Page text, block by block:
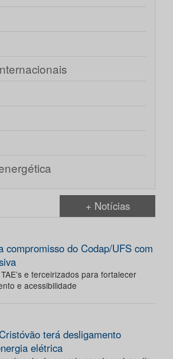
+ Notícias
compromisso do Codap/UFS com
e terceirizados para fortalecer
e acessibilidade
terá desligamento
elétrica